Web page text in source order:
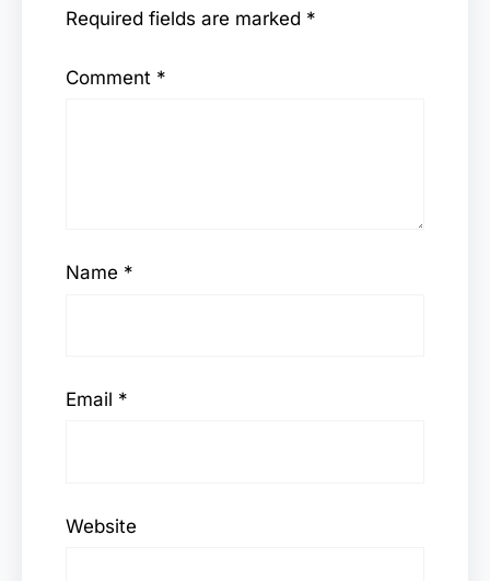
Required fields are marked *
Comment *
Name *
Email *
Website